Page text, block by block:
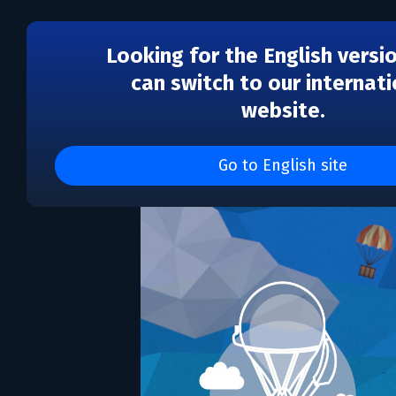
Looking for the English
can switch to our
website.
Go to English site
Passing By - A